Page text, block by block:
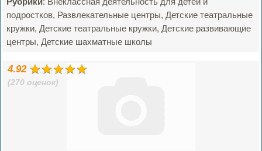
подростков, Развлекательные центры, Детские театральные
кружки, Детские театральные кружки, Детские развивающие
центры, Детские шахматные школы
4.92
(270 оценок)